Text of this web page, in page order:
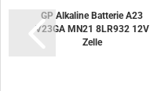
GP Alkaline Batterie A23
V23GA MN21 8LR932 12V
Zelle